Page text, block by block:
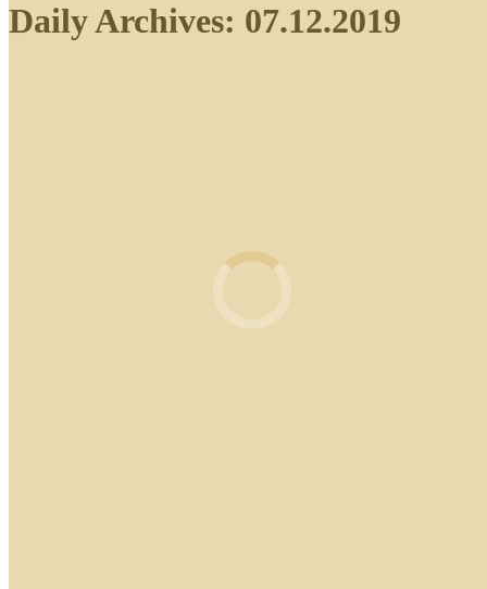
Daily Archives: 07.12.2019